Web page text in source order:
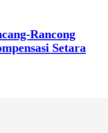
Rancong
Setara